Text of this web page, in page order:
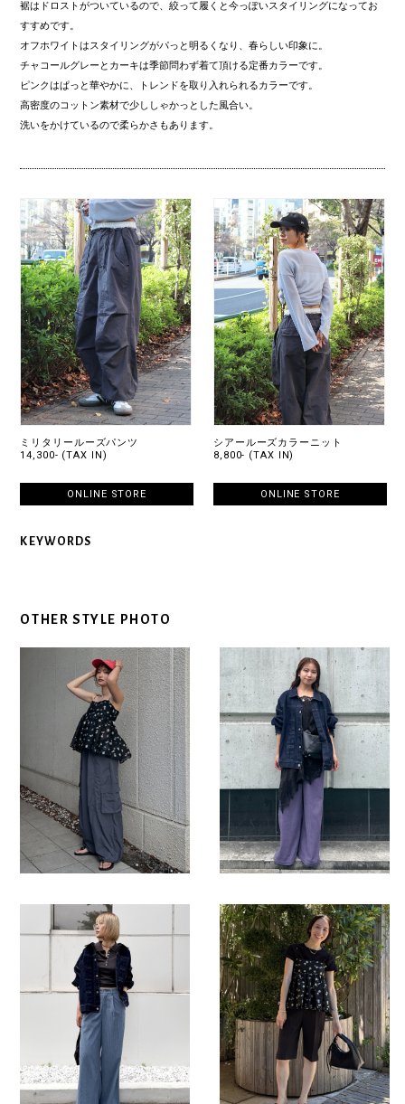
裾はドロストがついているので、絞って履くと今っぽいスタイリングになってお
すすめです。
オフホワイトはスタイリングがパっと明るくなり、春らしい印象に。
チャコールグレーとカーキは季節問わず着て頂ける定番カラーです。
ピンクはぱっと華やかに、トレンドを取り入れられるカラーです。
高密度のコットン素材で少ししゃかっとした風合い。
洗いをかけているので柔らかさもあります。
ミリタリールーズパンツ
14,300- (TAX IN)
ONLINE STORE
シアールーズカラーニット
8,800- (TAX IN)
ONLINE STORE
KEYWORDS
OTHER STYLE PHOTO